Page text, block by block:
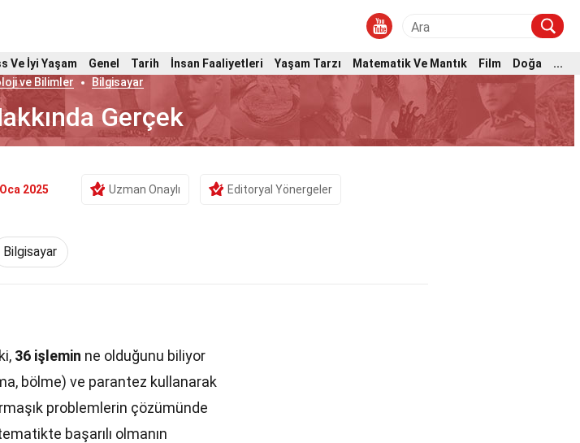
Ve İyi Yaşam Genel Tarih İnsan Faaliyetleri Yaşam Tarzı Matematik Ve Mantık Film Doğa
...
ve Bilimler Bilgisayar
Gerçek
2025 Uzman Onaylı Editoryal Yönergeler
Bilgisayar
36 işlemin ne olduğunu biliyor
bölme) ve parantez kullanarak
problemlerin çözümünde
başarılı olmanın